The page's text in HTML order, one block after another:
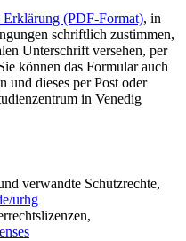
(PDF-Format), in
schriftlich zustimmen,
Unterschrift versehen, per
können das Formular auch
und dieses per Post oder
in Venedig
verwandte Schutzrechte,
urhg